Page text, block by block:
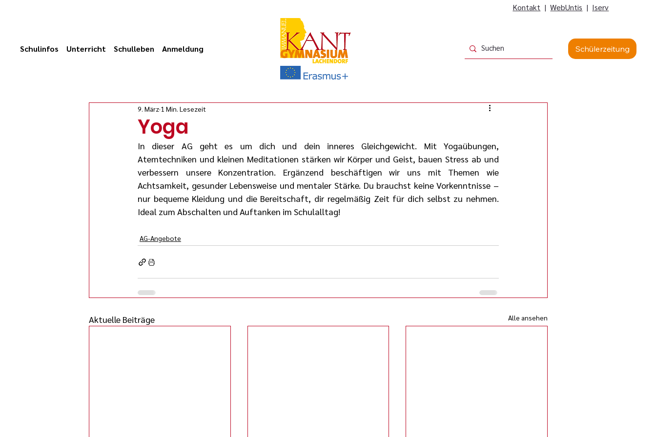
Kontakt |WebUntis | Iserv
Schülerzeitung
Schulinfos Unterricht Schulleben Anmeldung
Yoga
9. März 1 Min. Lesezeit
In dieser AG geht es um dich und dein inneres Gleichgewicht. Mit Yogaübungen,
Atemtechniken und kleinen Meditationen stärken wir Körper und Geist, bauen Stress ab und
verbessern unsere Konzentration. Ergänzend beschäftigen wir uns mit Themen wie
Achtsamkeit, gesunder Lebensweise und mentaler Stärke. Du brauchst keine Vorkenntnisse –
nur bequeme Kleidung und die Bereitschaft, dir regelmäßig Zeit für dich selbst zu nehmen.
Ideal zum Abschalten und Auftanken im Schulalltag!
AG-Angebote
Aktuelle Beiträge Alle ansehen